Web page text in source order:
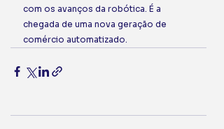
com os avanços da robótica. É a
chegada de uma nova geração de
comércio automatizado.